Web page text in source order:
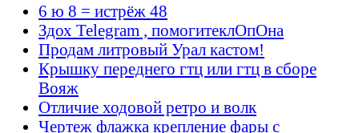
6 ю 8 = истрёж 48
Здох Telegram , помогитеклОпОна
Продам литровый Урал кастом!
Крышку переднего гтц или гтц в сборе
Вояж
Отличие ходовой ретро и волк
Чертеж флажка крепление фары с